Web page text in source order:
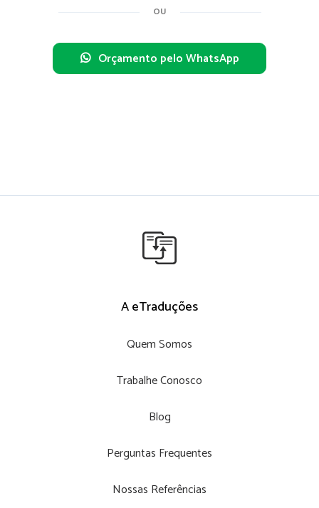
OU
Orçamento pelo WhatsApp
A eTraduções
Quem Somos
Trabalhe Conosco
Blog
Perguntas Frequentes
Nossas Referências